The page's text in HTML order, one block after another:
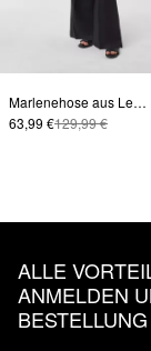
Marlenehose aus Leinen mit Saum-Schlitzen
63,99 €129,99 €
ALLE
ANMELDEN